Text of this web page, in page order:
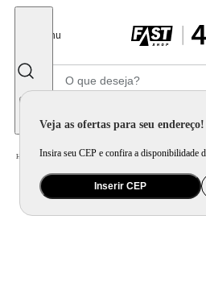
Menu
Veja as ofertas para seu endereço!
Insira seu CEP e confira a disponibilidade
Inserir CEP
Home Mercado / Bebida Vinho